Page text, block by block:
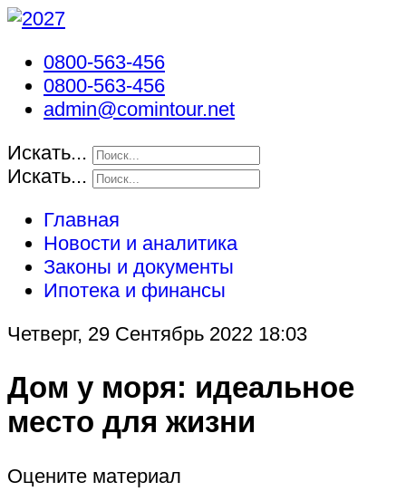
0800-563-456
0800-563-456
admin@comintour.net
Искать...
Искать...
Главная
Новости и аналитика
Законы и документы
Ипотека и финансы
Четверг, 29 Сентябрь 2022 18:03
Дом у моря: идеальное
место для жизни
Оцените материал